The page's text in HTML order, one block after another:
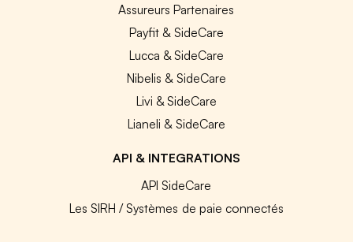
Assureurs Partenaires
Payfit & SideCare
Lucca & SideCare
Nibelis & SideCare
Livi & SideCare
Lianeli & SideCare
API & INTEGRATIONS
API SideCare
Les SIRH / Systèmes de paie connectés